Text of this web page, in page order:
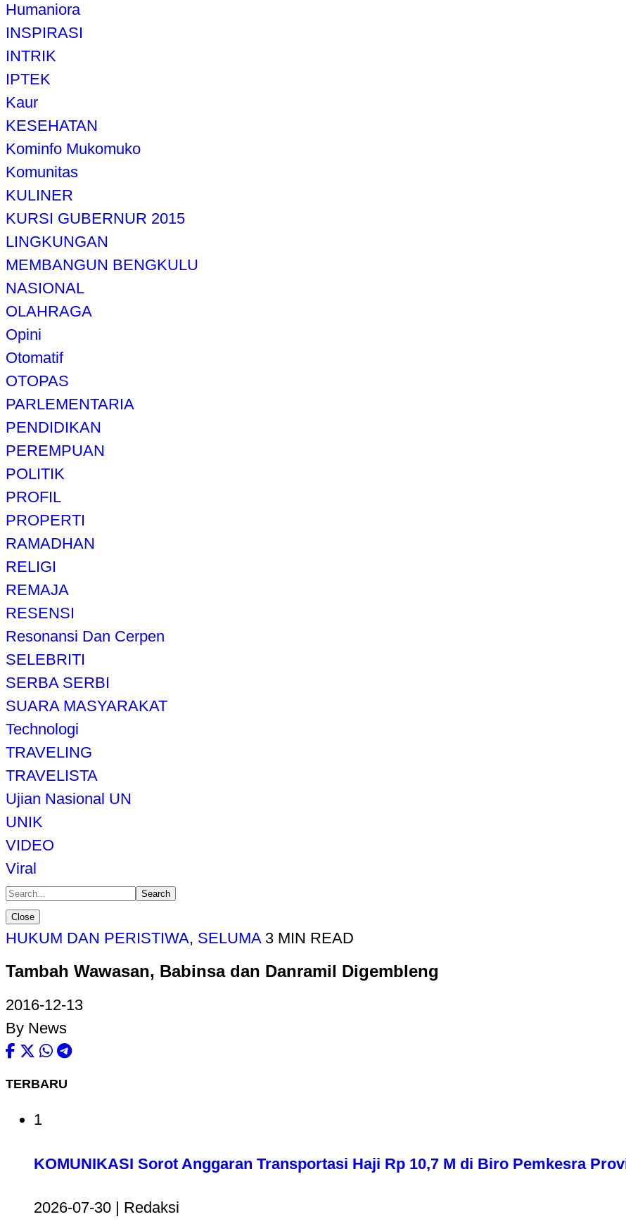
Humaniora
INSPIRASI
INTRIK
IPTEK
Kaur
KESEHATAN
Kominfo Mukomuko
Komunitas
KULINER
KURSI GUBERNUR 2015
LINGKUNGAN
MEMBANGUN BENGKULU
NASIONAL
OLAHRAGA
Opini
Otomatif
OTOPAS
PARLEMENTARIA
PENDIDIKAN
PEREMPUAN
POLITIK
PROFIL
PROPERTI
RAMADHAN
RELIGI
REMAJA
RESENSI
Resonansi Dan Cerpen
SELEBRITI
SERBA SERBI
SUARA MASYARAKAT
Technologi
TRAVELING
TRAVELISTA
Ujian Nasional UN
UNIK
VIDEO
Viral
Search
Close
HUKUM DAN PERISTIWA, SELUMA 3 MIN READ
Tambah Wawasan, Babinsa dan Danramil Digembleng
2016-12-13
By News
TERBARU
1
KOMUNIKASI Sorot Anggaran Transportasi Haji Rp 10,7 M di Biro Pemkesra
2026-07-30 | Redaksi